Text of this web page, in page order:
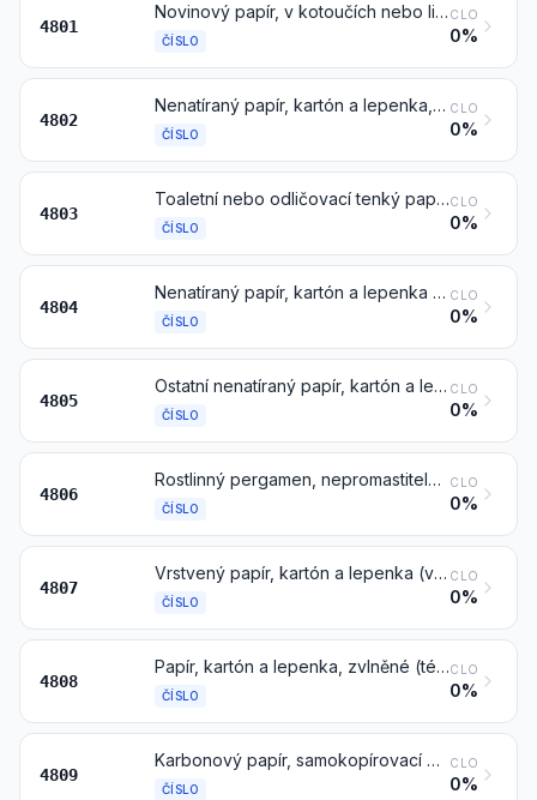
4801
Novinový papír, v kotoučích nebo listech (arších)
ČÍSLO
CLO
0%
4802
Nenatíraný papír, kartón a lepenka, určené ke psaní, tisku nebo k jiným grafickým účelům, a neděrovaný papír na děrné štítky nebo děrné pásky, v kotoučích nebo v pravoúhlých (včetně čtvercových) listech (arších), jakéhokoliv rozměru, jiný než papír čísel 4801 nebo 4803; ručně vyrobený papír, kartón a lepenka
ČÍSLO
CLO
0%
4803
Toaletní nebo odličovací tenký papír, ručníkový nebo ubrouskový papír a podobné papíry používané v domácnosti nebo pro hygienické účely, buničitá vata a pásy zplstěných buničinových vláken, též krepované, plisované, ražené, perforované, na povrchu barvené, zdobené nebo potištěné, v kotoučích nebo v listech (arších)
ČÍSLO
CLO
0%
4804
Nenatíraný papír, kartón a lepenka kraft, v kotoučích nebo listech (arších), jiné než patřící do čísel 4802 nebo 4803
ČÍSLO
CLO
0%
4805
Ostatní nenatíraný papír, kartón a lepenka, v kotoučích nebo listech (arších), dále nezpracované nebo zpracované postupy uvedenými v poznámce 3 k této kapitole
ČÍSLO
CLO
0%
4806
Rostlinný pergamen, nepromastitelné papíry, pauzovací papíry a pergamin a jiné hlazené průhledné nebo průsvitné papíry, v kotoučích nebo listech (arších)
ČÍSLO
CLO
0%
4807
Vrstvený papír, kartón a lepenka (vyrobené slepením plochých vrstev papíru, kartónu nebo lepenky), na povrchu nenatírané ani neimpregnované, též uvnitř zesílené, v kotoučích nebo listech (arších)
ČÍSLO
CLO
0%
4808
Papír, kartón a lepenka, zvlněné (též s nalepenými plochými listy na povrchu), krepované, plisované, ražené nebo perforované, v kotoučích nebo listech (arších), jiné než papír druhů popsaných v čísle 4803
ČÍSLO
CLO
0%
4809
Karbonový papír, samokopírovací papír a jiné kopírovací nebo přetiskové papíry (včetně natíraného nebo impregnovaného papíru pro rozmnožovací blány nebo ofsetové desky), též potištěné, v kotoučích nebo listech (arších)
ČÍSLO
CLO
0%